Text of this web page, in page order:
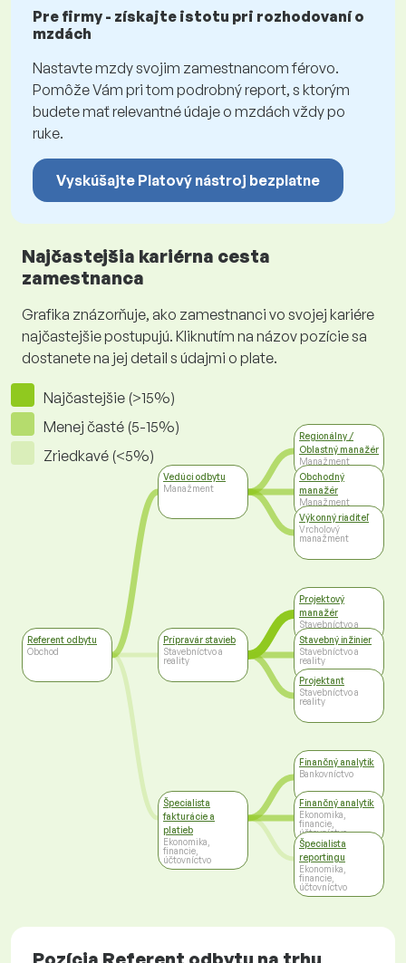
Pre firmy - získajte istotu pri rozhodovaní o
mzdách
Nastavte mzdy svojim zamestnancom férovo.
Pomôže Vám pri tom podrobný report, s ktorým
budete mať relevantné údaje o mzdách vždy po
ruke.
Vyskúšajte Platový nástroj bezplatne
Najčastejšia kariérna cesta
zamestnanca
Grafika znázorňuje, ako zamestnanci vo svojej kariére
najčastejšie postupujú. Kliknutím na názov pozície sa
dostanete na jej detail s údajmi o plate.
Najčastejšie (>15%)
Menej časté (5-15%)
Zriedkavé (<5%)
Referent odbytu
Obchod
Vedúci odbytu
Manažment
Prípravár stavieb
Stavebníctvo a
reality
Špecialista
fakturácie a
platieb
Ekonomika,
financie,
účtovníctvo
Regionálny /
Oblastný manažér
Manažment
Obchodný
manažér
Manažment
Výkonný riaditeľ
Vrcholový
manažment
Projektový
manažér
Stavebníctvo a
reality
Stavebný inžinier
Stavebníctvo a
reality
Projektant
Stavebníctvo a
reality
Finančný analytik
Bankovníctvo
Finančný analytik
Ekonomika,
financie,
účtovníctvo
Špecialista
reportingu
Ekonomika,
financie,
účtovníctvo